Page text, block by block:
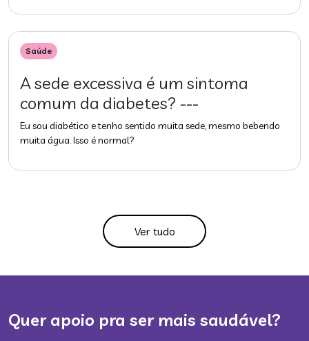
Saúde
A sede excessiva é um sintoma
comum da diabetes? ---
Eu sou diabético e tenho sentido muita sede, mesmo bebendo
muita água. Isso é normal?
Ver tudo
Quer apoio pra ser mais saudável?